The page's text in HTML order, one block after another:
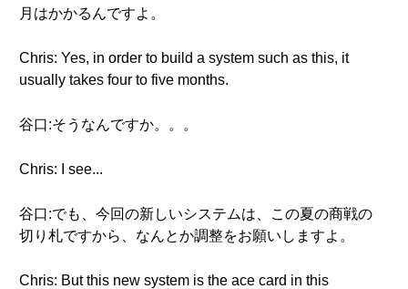
月はかかるんですよ。
Chris: Yes, in order to build a system such as this, it
usually takes four to five months.
谷口:そうなんですか。。。
Chris: I see...
谷口:でも、今回の新しいシステムは、この夏の商戦の
切り札ですから、なんとか調整をお願いしますよ。
Chris: But this new system is the ace card in this